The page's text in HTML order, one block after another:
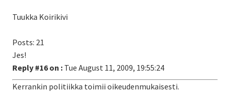
Tuukka Koirikivi
Posts: 21
Jes!
Reply #16 on : Tue August 11, 2009, 19:55:24
Kerrankin politiikka toimii oikeudenmukaisesti.